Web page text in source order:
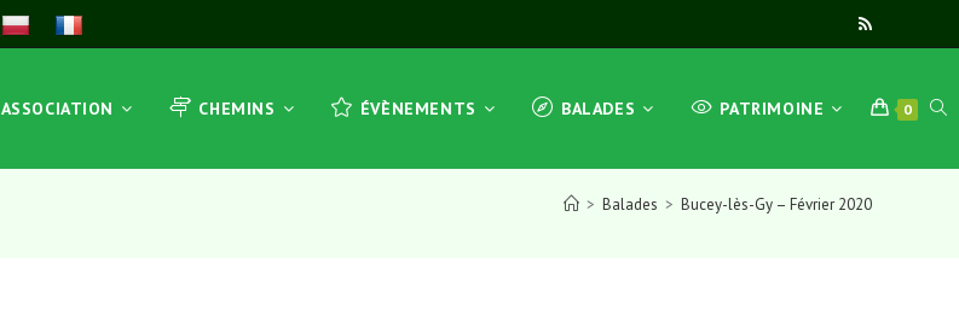
ASSOCIATION CHEMINS ÉVÈNEMENTS BALADES PATRIMOINE 0
> Balades > Bucey-lès-Gy – Février 2020